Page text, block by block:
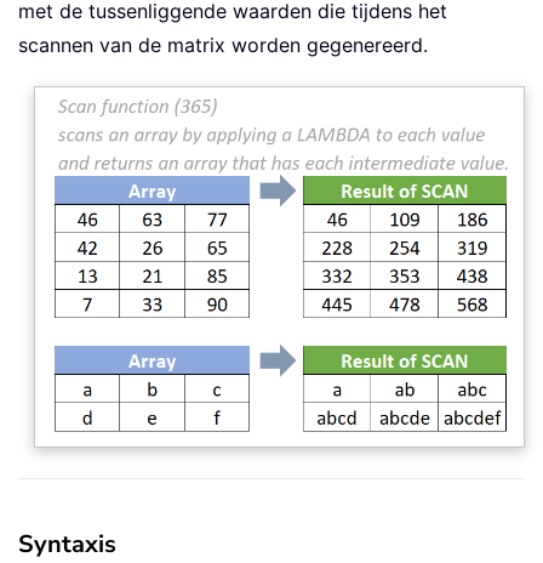
met de tussenliggende waarden die tijdens het
scannen van de matrix worden gegenereerd.
Syntaxis